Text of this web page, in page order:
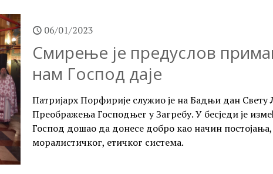
06/01/2023
Смирење је предуслов
нам Господ даје
Патријарх Порфирије служио је на Бадњи дан Свету
Преображења Господњег у Загребу. У бесједи је
Господ дошао да донесе добро као начин постојања,
моралистичког, етичког система.